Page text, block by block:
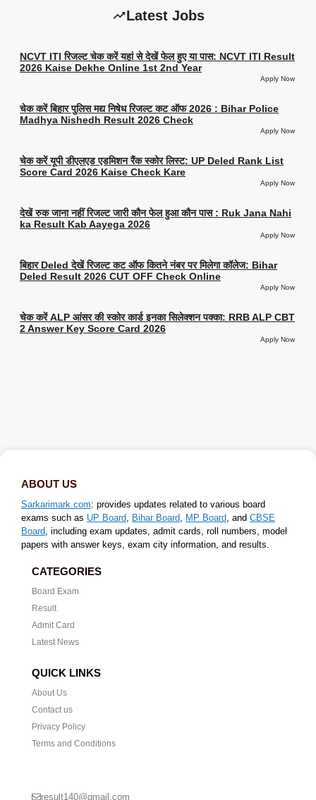
Latest Jobs
NCVT ITI रिजल्ट चेक करें यहां से देखें फेल हुए या पास: NCVT ITI Result
2026 Kaise Dekhe Online 1st 2nd Year
Apply Now
चेक करें बिहार पुलिस मद्य निषेध रिजल्ट कट ऑफ 2026 : Bihar Police
Madhya Nishedh Result 2026 Check
Apply Now
चेक करें यूपी डीएलएड एडमिशन रैंक स्कोर लिस्ट: UP Deled Rank List
Score Card 2026 Kaise Check Kare
Apply Now
देखें रुक जाना नहीं रिजल्ट जारी कौन फेल हुआ कौन पास : Ruk Jana Nahi
ka Result Kab Aayega 2026
Apply Now
बिहार Deled देखें रिजल्ट कट ऑफ कितने नंबर पर मिलेगा कॉलेज: Bihar
Deled Result 2026 CUT OFF Check Online
Apply Now
चेक करें ALP आंसर की स्कोर कार्ड इनका सिलेक्शन पक्का: RRB ALP CBT
2 Answer Key Score Card 2026
Apply Now
ABOUT US
Sarkarimark.com: provides updates related to various board
exams such as UP Board, Bihar Board, MP Board, and CBSE
Board, including exam updates, admit cards, roll numbers, model
papers with answer keys, exam city information, and results.
CATEGORIES
Board Exam
Result
Admit Card
Latest News
QUICK LINKS
About Us
Contact us
Privacy Policy
Terms and Conditions
result140@gmail.com